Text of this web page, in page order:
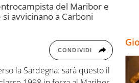
del Maribor e
avvicinano a Carboni
CONDIVIDI
la Sardegna: sarà questo il